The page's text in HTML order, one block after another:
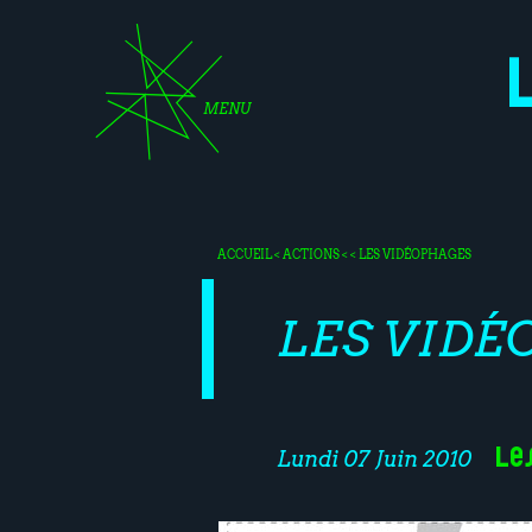
MENU
ACCUEIL<ACTIONS< < LES VIDÉOPHAGES
LES
Lundi 07 Juin 2010